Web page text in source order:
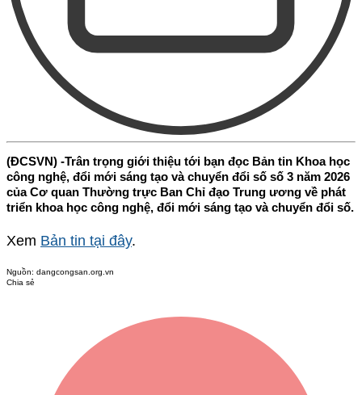
(ĐCSVN) -Trân trọng giới thiệu tới bạn đọc Bản tin Khoa học
công nghệ, đổi mới sáng tạo và chuyển đổi số số 3 năm 2026
của Cơ quan Thường trực Ban Chỉ đạo Trung ương về phát
triển khoa học công nghệ, đổi mới sáng tạo và chuyển đổi số.
Xem Bản tin tại đây.
Nguồn: dangcongsan.org.vn
Chia sẻ